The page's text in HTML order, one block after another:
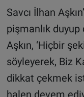
Savcı İlhan
pişmanlık duyup
Aşkın, ‘Hiçbir
söyleyerek, Biz
dikkat çekmek
halen devem